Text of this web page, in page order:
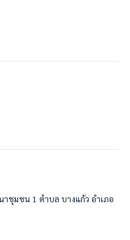
สมุทรปราการ 10540
ชุมชน 1 ตำบล บางแก้ว อำเภอ